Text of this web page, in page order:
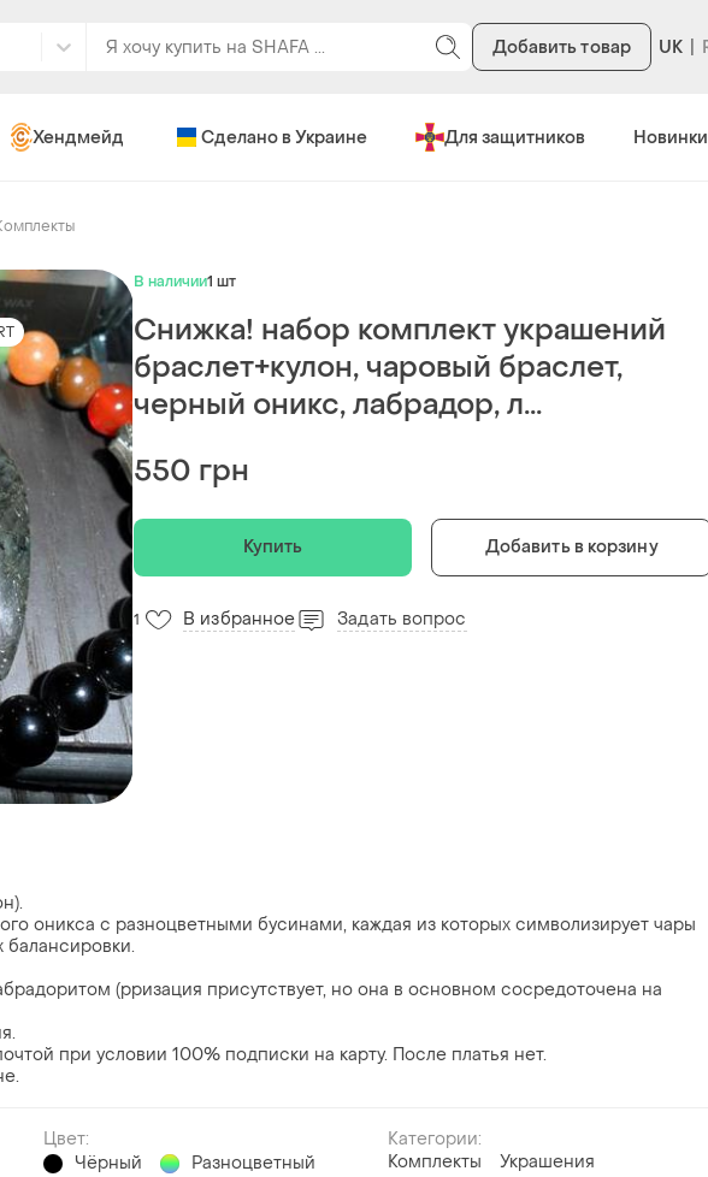
Добавить товар UK
Хендмейд Сделано в Украине Для защитников Новинки
В наличии1 шт
Снижка! набор комплект украшений
браслет+кулон, чаровый браслет,
черный оникс, лабрадор, л...
550 грн
Купить Добавить в корзину
1 В избранное Задать вопрос
оникса с разноцветными бусинами, каждая из которых символизирует чары
балансировки.
(рризация присутствует, но она в основном сосредоточена на
при условии 100% подписки на карту. После платья нет.
Цвет:
Чёрный
Разноцветный
Категории:
Комплекты
Украшения